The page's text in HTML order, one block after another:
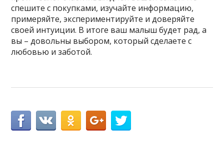
спешите с покупками, изучайте информацию,
примеряйте, экспериментируйте и доверяйте
своей интуиции. В итоге ваш малыш будет рад, а
вы – довольны выбором, который сделаете с
любовью и заботой.